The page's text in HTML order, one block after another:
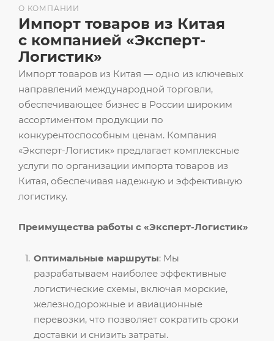
Импорт товаров из Китая — одно из ключевых
направлений международной торговли,
обеспечивающее бизнес в России широким
ассортиментом продукции по
конкурентоспособным ценам. Компания
«Эксперт-Логистик» предлагает комплексные
услуги по организации импорта товаров из
Китая, обеспечивая надежную и эффективную
логистику.
Преимущества работы с «Эксперт-Логистик»
Оптимальные маршруты: Мы
разрабатываем наиболее эффективные
логистические схемы, включая морские,
железнодорожные и авиационные
перевозки, что позволяет сократить сроки
доставки и снизить затраты.
О КОМПАНИИ
Импорт товаров из Китая
с компанией «Эксперт-
Логистик»